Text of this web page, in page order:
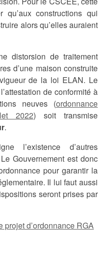
qu’aux constructions qui
alors qu’elles auraient
distorsion de traitement
d’une maison construite
de la loi ELAN. Le
de conformité à
neuves (ordonnance
2022) soit transmise
.
l’existence d’autres
Gouvernement est donc
pour garantir la
Il lui faut aussi
seront prises par
d’ordonnance RGA